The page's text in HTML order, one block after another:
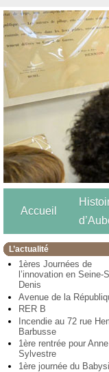
Accueil
L’actualité
1ères Journées de
l’innovation en Seine-
Denis
Avenue de la
RER B
Incendie au 72 rue
Barbusse
1ère rentrée pour Anne
Sylvestre
1ère journée du